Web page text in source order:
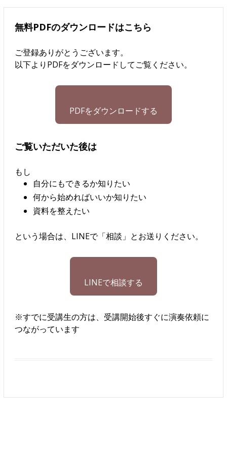
無料PDFのダウンロードはこちら
ご登録ありがとうございます。
以下よりPDFをダウンロードしてご覧ください。
PDFをダウンロードする
ご覧いただいた後は
もし
自分にもできるか知りたい
何から始めればいいか知りたい
資料を整えたい
という場合は、LINEで「相談」とお送りください。
LINEで相談する
※すでに受講生の方は、受講開始後すぐに演奏依頼に
つながっています